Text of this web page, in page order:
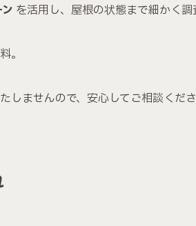
を活用し、屋根の状態まで細かく調
。
しませんので、安心してご相談くだ